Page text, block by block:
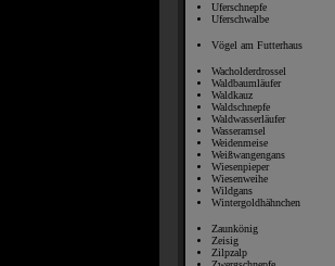
Uferschnepfe
Uferschwalbe
Vögel am Futterhaus
Wacholderdrossel
Waldbaumläufer
Waldkauz
Waldschnepfe
Waldwasserläufer
Wasseramsel
Weidenmeise
Weißwangengans
Wiesenpieper
Wiesenweihe
Wildgans
Wintergoldhähnchen
Zaunkönig
Zeisig
Zilpzalp